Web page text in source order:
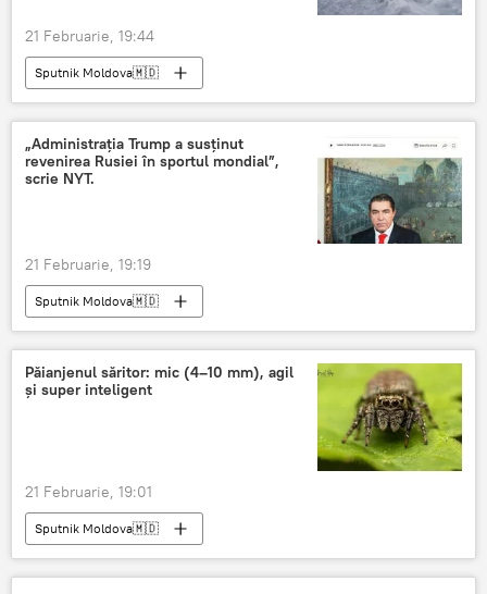
21 Februarie, 19:44
Sputnik Moldova🇲🇩
„Administrația Trump a susținut
revenirea Rusiei în sportul mondial”,
scrie NYT.
21 Februarie, 19:19
Sputnik Moldova🇲🇩
Păianjenul săritor: mic (4–10 mm), agil
și super inteligent
21 Februarie, 19:01
Sputnik Moldova🇲🇩